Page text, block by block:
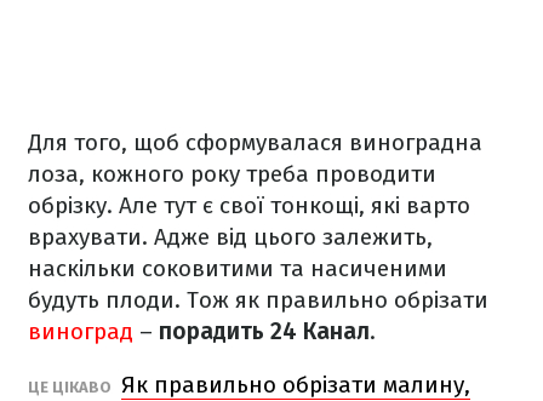
Для того, щоб сформувалася виноградна
лоза, кожного року треба проводити
обрізку. Але тут є свої тонкощі, які варто
врахувати. Адже від цього залежить,
наскільки соковитими та насиченими
будуть плоди. Тож як правильно обрізати
виноград – порадить 24 Канал.
ЦЕ ЦІКАВО Як правильно обрізати малину,